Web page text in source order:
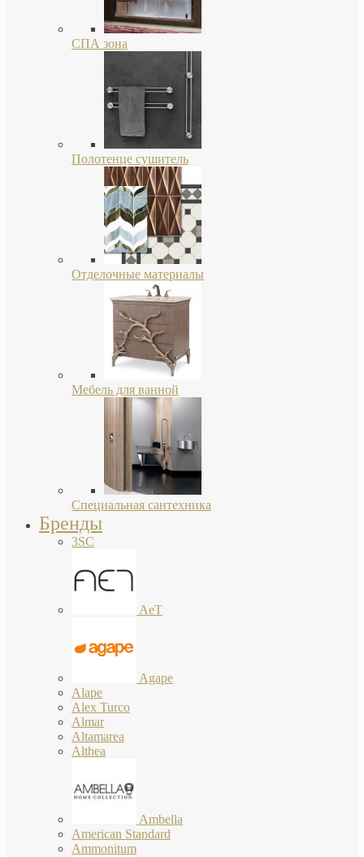
СПА зона
Полотенце сушитель
Отделочные материалы
Мебель для ванной
Специальная сантехника
Бренды
3SC
AeT
Agape
Alape
Alex Turco
Almar
Altamarea
Althea
Ambella
American Standard
Ammonitum